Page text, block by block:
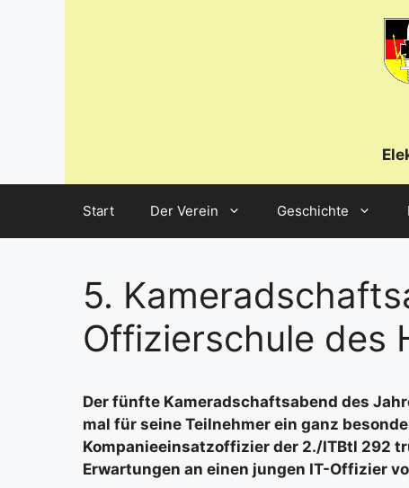
Start Der Verein Geschichte
5.
Offizierschule des
Der fünf­te Kame­rad­schafts­abend des
mal für sei­ne Teil­neh­mer ein ganz
Kom­pa­nie­ein­satz­of­fi­zier der 2./ITBtl 292
Erwar­tun­gen an einen jun­gen IT-Offi­zier